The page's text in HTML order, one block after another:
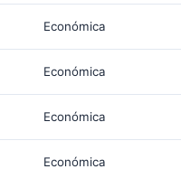
Económica
Económica
Económica
Económica